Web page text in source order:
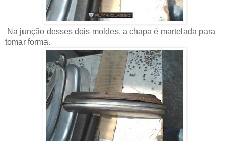
Na junção desses dois moldes, a chapa é martelada para
tomar forma.